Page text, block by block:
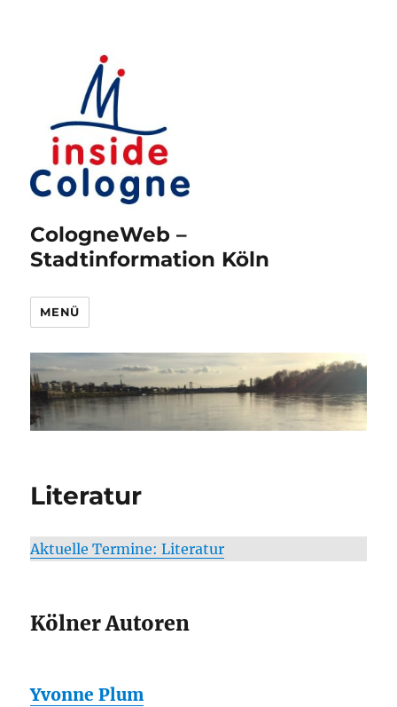
CologneWeb –
Stadtinformation Köln
MENÜ
Literatur
Aktuelle Termine: Literatur
Kölner Autoren
Yvonne Plum